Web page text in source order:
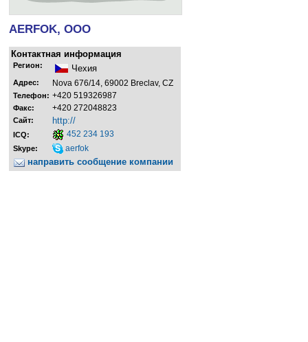
AERFOK, ООО
Контактная информация
Регион: Чехия
Адрес: Nova 676/14, 69002 Breclav, CZ
Телефон: +420 519326987
Факс: +420 272048823
Сайт: http://
ICQ: 452 234 193
Skype: aerfok
направить сообщение компании